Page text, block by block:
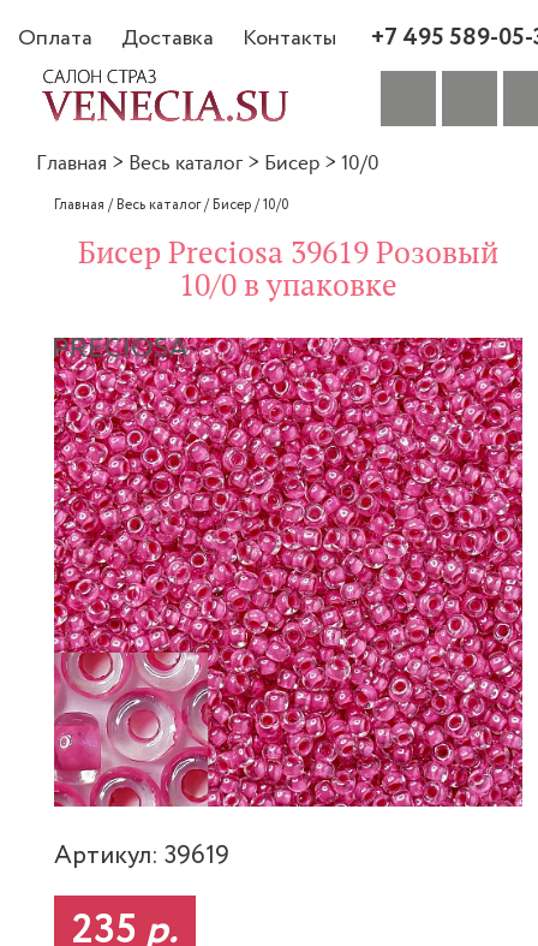
Оплата Доставка Контакты +7 495 589-
Главная > Весь каталог > Бисер > 10/0
Главная /Весь каталог/Бисер/10/0
Бисер Preciosa 39619 Розовый
10/0 в упаковке
Артикул: 39619
235 р.